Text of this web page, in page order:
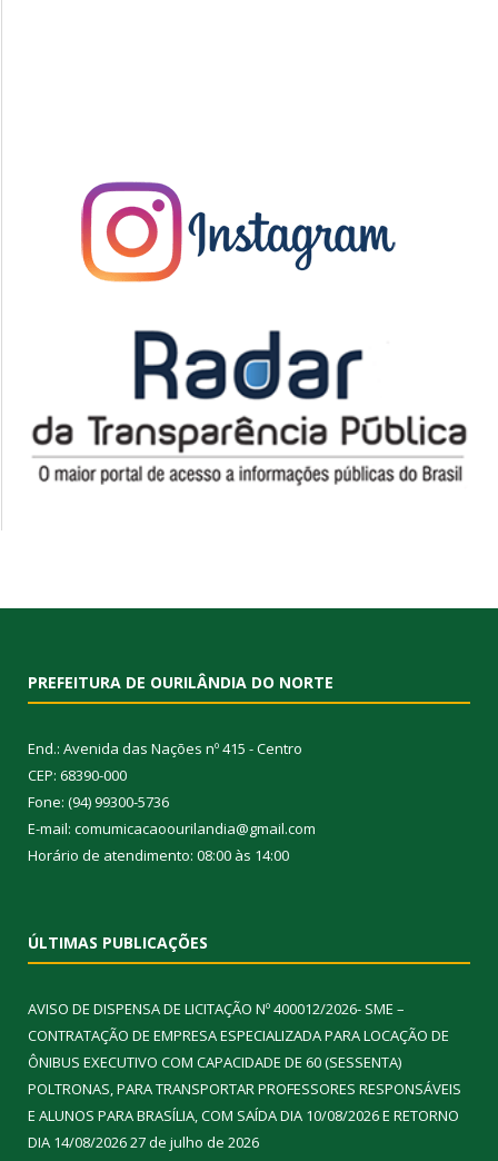
PREFEITURA DE OURILÂNDIA DO NORTE
End.: Avenida das Nações nº 415 - Centro
CEP: 68390-000
Fone: (94) 99300-5736
E-mail: comumicacaoourilandia@gmail.com
Horário de atendimento: 08:00 às 14:00
ÚLTIMAS PUBLICAÇÕES
AVISO DE DISPENSA DE LICITAÇÃO Nº 400012/2026- SME –
CONTRATAÇÃO DE EMPRESA ESPECIALIZADA PARA LOCAÇÃO DE
ÔNIBUS EXECUTIVO COM CAPACIDADE DE 60 (SESSENTA)
POLTRONAS, PARA TRANSPORTAR PROFESSORES RESPONSÁVEIS
E ALUNOS PARA BRASÍLIA, COM SAÍDA DIA 10/08/2026 E RETORNO
DIA 14/08/202627 de julho de 2026